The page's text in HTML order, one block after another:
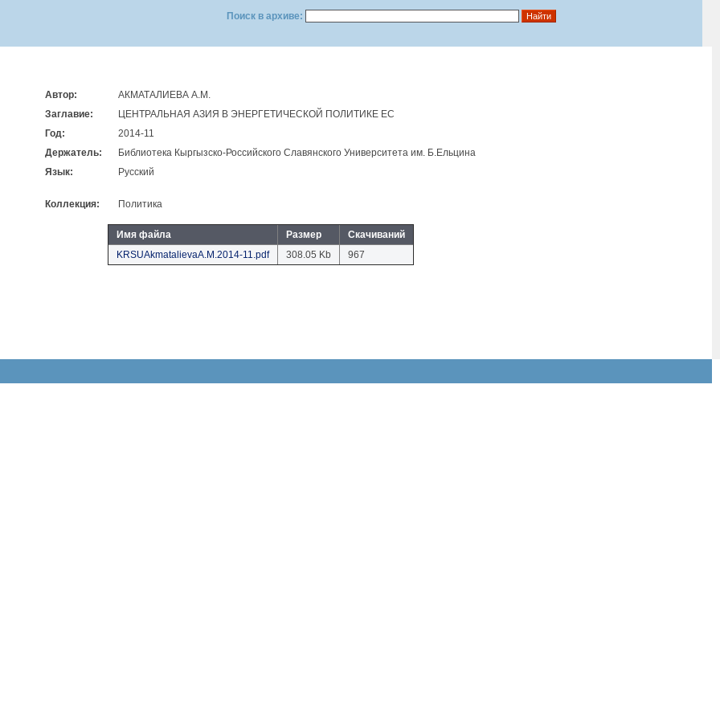
Поиск в архиве:
Автор:
АКМАТАЛИЕВА А.М.
Заглавие:
ЦЕНТРАЛЬНАЯ АЗИЯ В ЭНЕРГЕТИЧЕСКОЙ ПОЛИТИКЕ ЕС
Год:
2014-11
Держатель:
Библиотека Кыргызско-Российского Славянского Университета им. Б.Eльцина
Язык:
Русский
Коллекция: Политика
Имя файла Размер
Скачиваний
KRSUAkmatalievaA.M.2014-11.pdf
308.05 Kb 967